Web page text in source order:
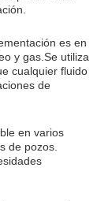
es en
y gas.Se utiliza
cualquier fluido
de
en varios
de pozos.